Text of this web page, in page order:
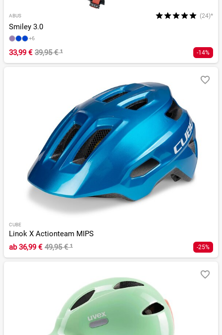
ABUS (24)*
Smiley 3.0
+6
33,99 € 39,95 €¹ -14%
CUBE
Linok X Actionteam MIPS
ab36,99 € 49,95 €¹ -25%